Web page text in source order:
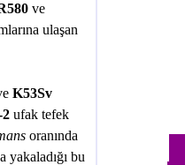
ve
ulaşan
K53Sv
2 ufak tefek
oranında
yakaladığı bu